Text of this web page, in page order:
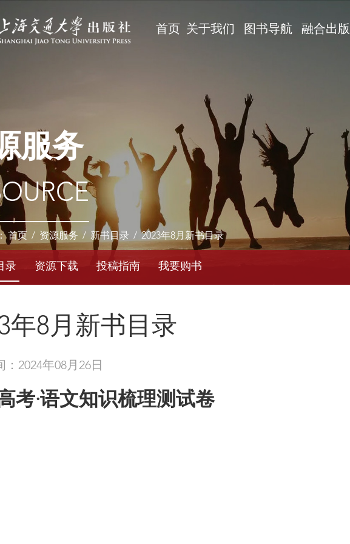
首页 关于我们 图书导航 融合出版
服务
首页 / 资源服务 / 新书目录 / 2023年8月新书目录
录 资源下载 投稿指南 我要购书
年8月新书目录
：2024年08月26日
考·语文知识梳理测试卷